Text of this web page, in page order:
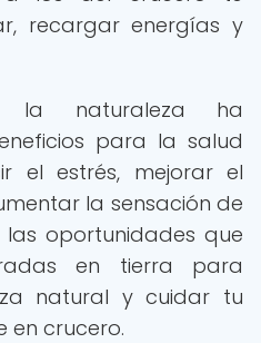
recargar energías y
la naturaleza ha
para la salud
el estrés, mejorar el
la sensación de
las oportunidades que
en tierra para
natural y cuidar tu
en crucero.